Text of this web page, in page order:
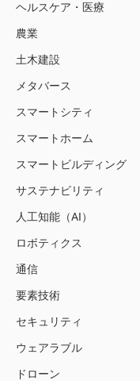
ヘルスケア・医療
農業
土木建設
メタバース
スマートシティ
スマートホーム
スマートビルディング
サステナビリティ
人工知能（AI）
ロボティクス
通信
要素技術
セキュリティ
ウェアラブル
ドローン